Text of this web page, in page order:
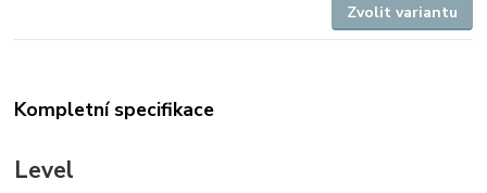
Zvolit variantu
Kompletní specifikace
Level